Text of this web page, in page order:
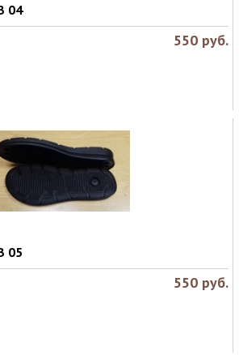
04
550 руб.
05
550 руб.